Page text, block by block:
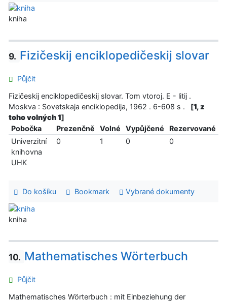
kniha
9. Fizičeskij enciklopedičeskij slovar
Půjčit
Fizičeskij enciklopedičeskij slovar. Tom vtoroj. E - litij .
Moskva : Sovetskaja enciklopedija, 1962 . 6-608 s .
[1, z
toho volných 1]
Pobočka
Prezenčně Volné Vypůjčené
Rezervované
Univerzitní
knihovna
UHK
0 1 0 0
Do košíku Bookmark Vybrané dokumenty
kniha
10. Mathematisches Wörterbuch
Půjčit
Mathematisches Wörterbuch : mit Einbeziehung der